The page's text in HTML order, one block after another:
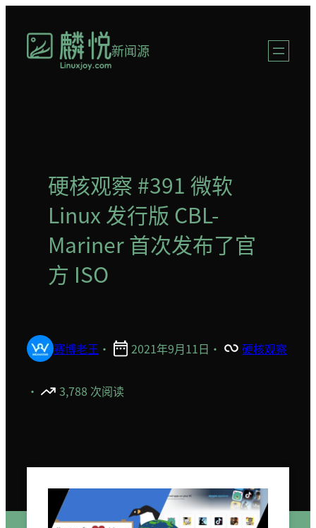
新闻源
硬核观察 #391 微软
Linux 发行版 CBL-
Mariner 首次发布了官
方 ISO
赛博老王 · 2021年9月11日 · 硬核观察
· 3,788 次阅读